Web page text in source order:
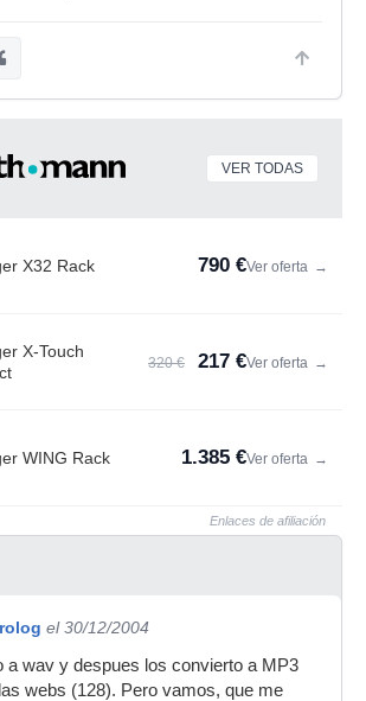
VER TODAS
X32 Rack 790 €Ver oferta →
X-Touch
320 € 217 €Ver oferta →
WING Rack 1.385 €Ver oferta →
Enlaces de afiliación
el 30/12/2004
a wav y despues los convierto a MP3
webs (128). Pero vamos, que me